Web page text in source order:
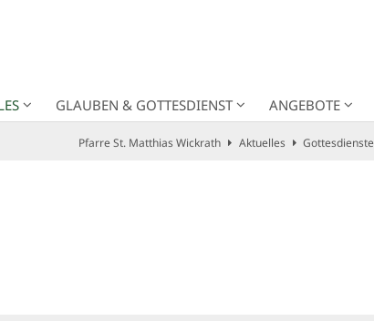
GLAUBEN & GOTTESDIENST ANGEBOTE
Pfarre St. Matthias Wickrath Aktuelles Gottesdienste